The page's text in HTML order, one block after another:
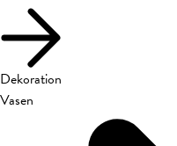
Dekoration
Vasen